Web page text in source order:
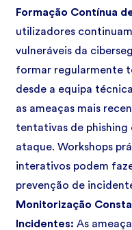
Formação Contínua
utilizadores
vulneráveis da
formar regularmente
desde a equipa
as ameaças mais
tentativas de phishing
ataque. Workshops
interativos podem
prevenção de
Monitorização
Incidentes: As